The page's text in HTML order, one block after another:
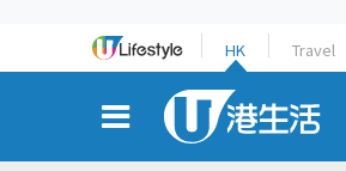
HK Travel